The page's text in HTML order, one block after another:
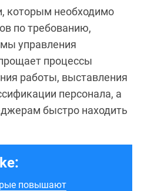
которым необходимо
по требованию,
управления
процессы
работы, выставления
персонала, а
быстро находить
повышают